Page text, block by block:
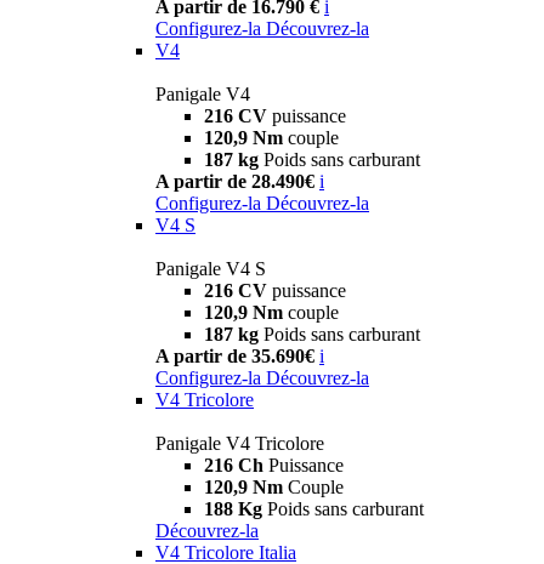
A partir de 16.790 € i
Configurez-la Découvrez-la
V4
Panigale V4
216 CV puissance
120,9 Nm couple
187 kg Poids sans carburant
A partir de 28.490€ i
Configurez-la Découvrez-la
V4 S
Panigale V4 S
216 CV puissance
120,9 Nm couple
187 kg Poids sans carburant
A partir de 35.690€ i
Configurez-la Découvrez-la
V4 Tricolore
Panigale V4 Tricolore
216 Ch Puissance
120,9 Nm Couple
188 Kg Poids sans carburant
Découvrez-la
V4 Tricolore Italia